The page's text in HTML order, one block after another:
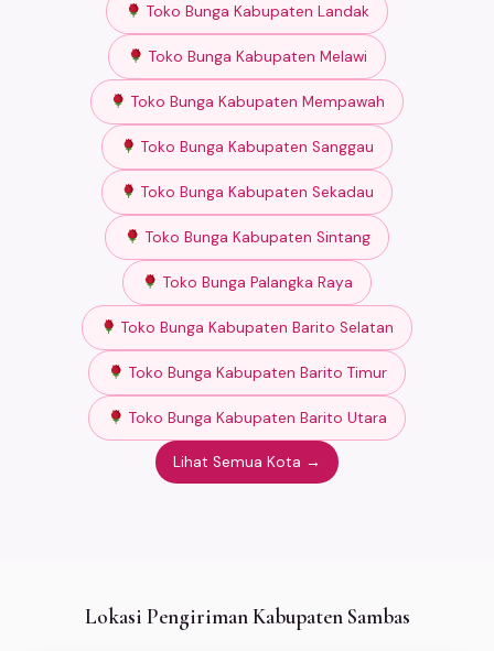
Toko Bunga Kabupaten Landak
Toko Bunga Kabupaten Melawi
Toko Bunga Kabupaten Mempawah
Toko Bunga Kabupaten Sanggau
Toko Bunga Kabupaten Sekadau
Toko Bunga Kabupaten Sintang
Toko Bunga Palangka Raya
Toko Bunga Kabupaten Barito Selatan
Toko Bunga Kabupaten Barito Timur
Toko Bunga Kabupaten Barito Utara
Lihat Semua Kota →
Lokasi Pengiriman Kabupaten Sambas